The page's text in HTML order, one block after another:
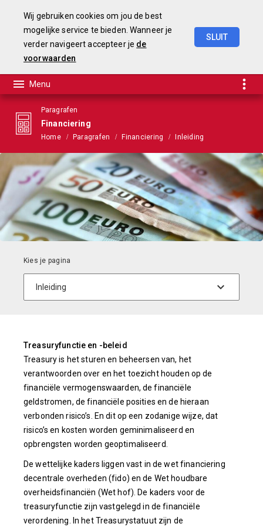
Wij gebruiken cookies om jou de best
mogelijke service te bieden. Wanneer je
verder navigeert accepteer je de
voorwaarden
SLUIT
Paragrafen
Financiering
Home Paragrafen Financiering Inleiding
Treasuryfunctie en -beleid
Treasury is het sturen en beheersen van, het
verantwoorden over en het toezicht houden op de
financiële vermogenswaarden, de financiële
geldstromen, de financiële posities en de hieraan
verbonden risico’s. En dit op een zodanige wijze, dat
risico’s en kosten worden geminimaliseerd en
opbrengsten worden geoptimaliseerd.
De wettelijke kaders liggen vast in de wet financiering
decentrale overheden (fido) en de Wet houdbare
overheidsfinanciën (Wet hof). De kaders voor de
treasuryfunctie zijn vastgelegd in de financiële
verordening. In het Treasurystatuut zijn de